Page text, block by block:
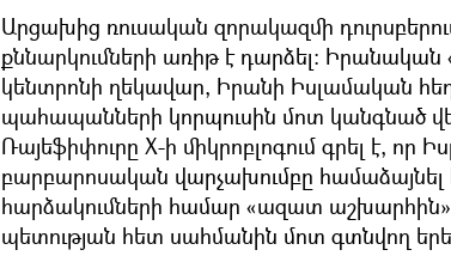
Արցախից ռուսական զորակազմի
քննարկումների առիթ է դարձել։ Իրանական
կենտրոնի ղեկավար, Իրանի Իսլամական
պահապանների կորպուսին մոտ կանգնած
Ռայեֆիփուրը X-ի միկրոբլոգում գրել է, որ
բարբարոսական վարչախումբը համաձայնել
հարձակումների համար «ազատ
պետության հետ սահմանին մոտ գտնվող